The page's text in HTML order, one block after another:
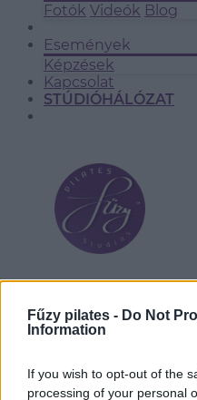
Fűzy pilates - Do Not
Information
If you wish to opt-out of the
processing of your personal
Fotók Videók Blog
Események
Képzések
Kapcsolat
STÚDIÓHÁLÓZAT
BP.